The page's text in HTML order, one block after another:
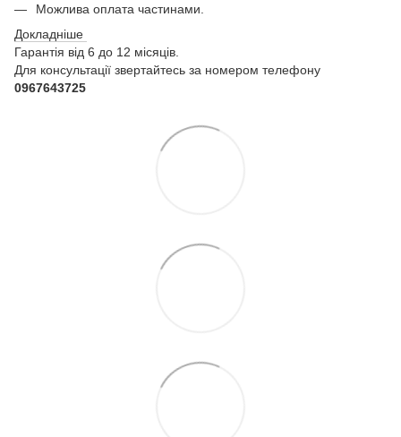
Можлива оплата частинами.
Докладніше
Гарантія від 6 до 12 місяців.
Для консультації звертайтесь за номером телефону
0967643725